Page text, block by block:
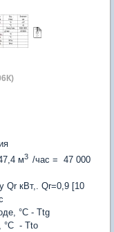
м3 /час = 47 000
Qr кВт,. Qr=0,9 [10
°С - Ttg
°С - Tto